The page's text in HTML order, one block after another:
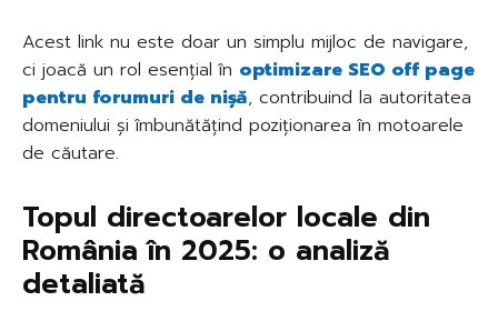
Acest link nu este doar un simplu mijloc de navigare,
ci joacă un rol esențial în optimizare SEO off page
pentru forumuri de nișă, contribuind la autoritatea
domeniului și îmbunătățind poziționarea în motoarele
de căutare.
Topul directoarelor locale din
România în 2025: o analiză
detaliată